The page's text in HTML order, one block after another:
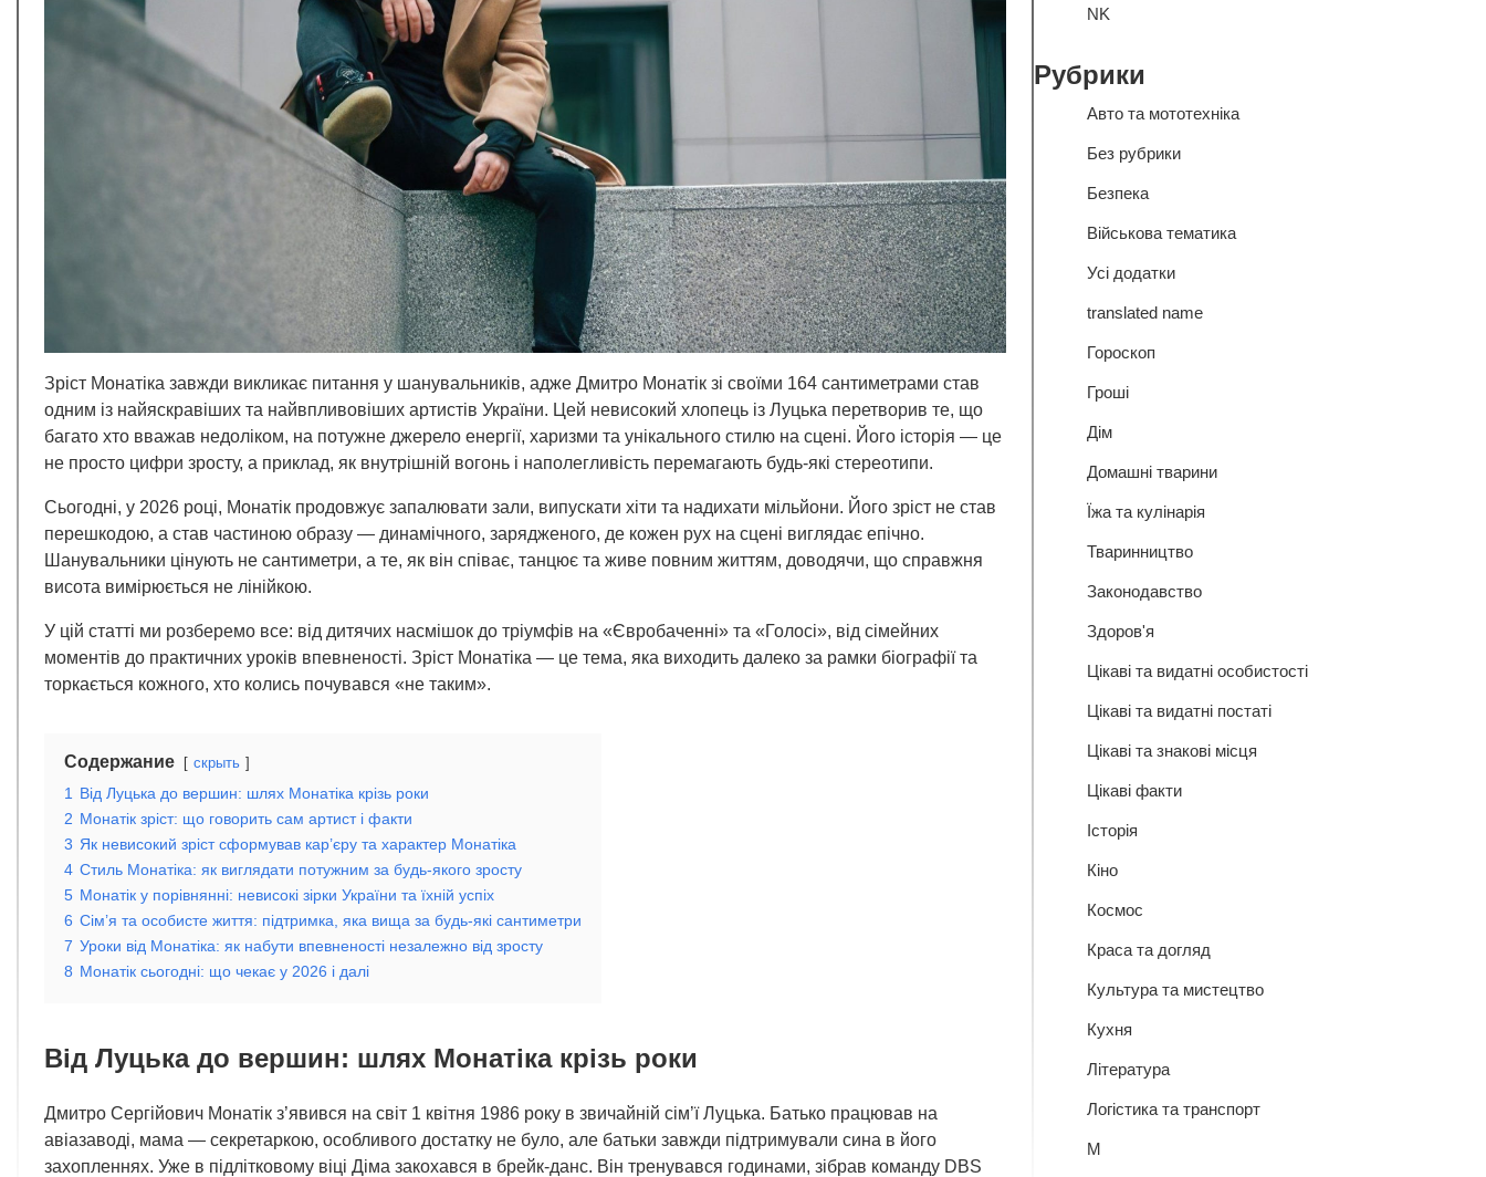
Зріст Монатіка завжди викликає питання у шанувальників, адже Дмитро Монатік зі своїми 164 сантиметрами став
одним із найяскравіших та найвпливовіших артистів України. Цей невисокий хлопець із Луцька перетворив те, що
багато хто вважав недоліком, на потужне джерело енергії, харизми та унікального стилю на сцені. Його історія — це
не просто цифри зросту, а приклад, як внутрішній вогонь і наполегливість перемагають будь-які стереотипи.
Сьогодні, у 2026 році, Монатік продовжує запалювати зали, випускати хіти та надихати мільйони. Його зріст не став
перешкодою, а став частиною образу — динамічного, зарядженого, де кожен рух на сцені виглядає епічно.
Шанувальники цінують не сантиметри, а те, як він співає, танцює та живе повним життям, доводячи, що справжня
висота вимірюється не лінійкою.
У цій статті ми розберемо все: від дитячих насмішок до тріумфів на «Євробаченні» та «Голосі», від сімейних
моментів до практичних уроків впевненості. Зріст Монатіка — це тема, яка виходить далеко за рамки біографії та
торкається кожного, хто колись почувався «не таким».
Содержание скрыть
1
Від Луцька до вершин: шлях Монатіка крізь роки
2 Монатік зріст: що говорить сам артист і факти
3 Як невисокий зріст сформував кар’єру та характер Монатіка
4 Стиль Монатіка: як виглядати потужним за будь-якого зросту
5 Монатік у порівнянні: невисокі зірки України та їхній успіх
6 Сім’я та особисте життя: підтримка, яка вища за будь-які сантиметри
7 Уроки від Монатіка: як набути впевненості незалежно від зросту
8 Монатік сьогодні: що чекає у 2026 і далі
Від Луцька до вершин: шлях Монатіка крізь роки
Дмитро Сергійович Монатік з’явився на світ 1 квітня 1986 року в звичайній сім’ї Луцька. Батько працював на
авіазаводі, мама — секретаркою, особливого достатку не було, але батьки завжди підтримували сина в його
захопленнях. Уже в підлітковому віці Діма закохався в брейк-данс. Він тренувався годинами, зібрав команду DBS
NK
Рубрики
Авто та мототехніка
Без рубрики
Безпека
Військова тематика
Усі додатки
translated name
Гороскоп
Гроші
Дім
Домашні тварини
Їжа та кулінарія
Тваринництво
Законодавство
Здоров'я
Цікаві та видатні особистості
Цікаві та видатні постаті
Цікаві та знакові місця
Цікаві факти
Історія
Кіно
Космос
Краса та догляд
Культура та мистецтво
Кухня
Література
Логістика та транспорт
М